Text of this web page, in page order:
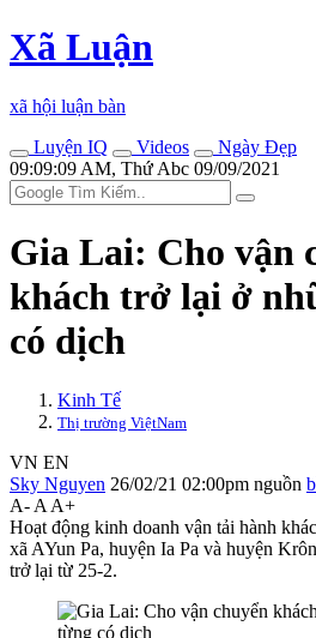
Xã Luận
xã hội luận bàn
Luyện IQ
Videos
Ngày Đẹp
09:09:09 AM, Thứ Abc 09/09/2021
Gia Lai: Cho vận
khách trở lại ở
có dịch
Kinh Tế
Thị trường ViệtNam
VN EN
Sky Nguyen 26/02/21 02:00pm nguồn
A- A A+
Hoạt động kinh doanh vận tải hành
xã AYun Pa, huyện Ia Pa và huyện
trở lại từ 25-2.